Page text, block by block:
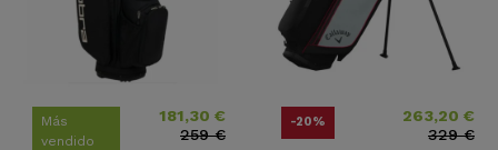
Más
vendido
Precio181,30 €
Precio base
259 €
-20% Precio263,20 €
Precio base
329 €